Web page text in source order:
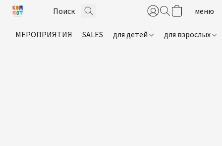
МЕРОПРИЯТИЯ SALES для детей для взрослых